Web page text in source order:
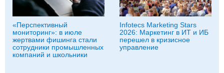
«Перспективный
мониторинг»: в июле
жертвами фишинга стали
сотрудники промышленных
компаний и школьники
Infotecs Marketing Stars
2026: Маркетинг в ИТ и ИБ
перешел в кризисное
управление